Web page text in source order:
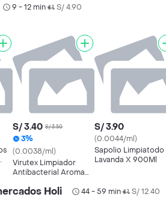
9 - 12 min• S/ 4.90
S/ 3.40 S/ 3.50
3%
(0.0038/ml)
Virutex Limpiador
Antibacterial Aroma
S/ 3.90
(0.0044/ml)
Sapolio Limpiatodo
Lavanda X 900Ml
Holi 44 - 59 min• S/ 12.40